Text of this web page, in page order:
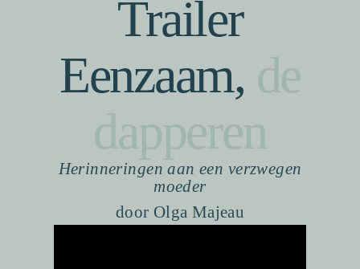
Trailer
Eenzaam, de
dapperen
Herinneringen aan een verzwegen
moeder
door Olga Majeau